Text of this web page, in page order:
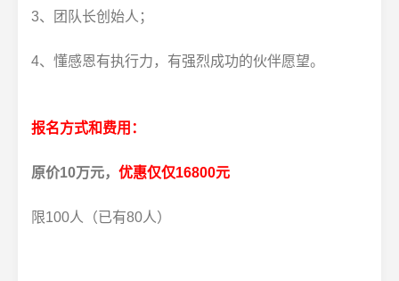
3、团队长创始人；
4、懂感恩有执行力，有强烈成功的伙伴愿望。
报名方式和费用：
原价10万元， 优惠仅仅16800元
限100人（已有80人）